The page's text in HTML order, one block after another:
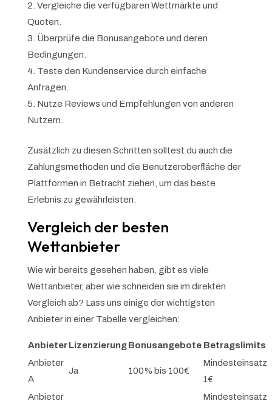
Vergleiche die verfügbaren Wettmärkte und
Quoten.
Überprüfe die Bonusangebote und deren
Bedingungen.
Teste den Kundenservice durch einfache
Anfragen.
Nutze Reviews und Empfehlungen von anderen
Nutzern.
Zusätzlich zu diesen Schritten solltest du auch die
Zahlungsmethoden und die Benutzeroberfläche der
Plattformen in Betracht ziehen, um das beste
Erlebnis zu gewährleisten.
Vergleich der besten
Wettanbieter
Wie wir bereits gesehen haben, gibt es viele
Wettanbieter, aber wie schneiden sie im direkten
Vergleich ab? Lass uns einige der wichtigsten
Anbieter in einer Tabelle vergleichen:
Anbieter Lizenzierung Bonusangebote Betragslimits
Anbieter
A
Ja 100% bis 100€
Mindesteinsatz
1€
Anbieter
Mindesteinsatz